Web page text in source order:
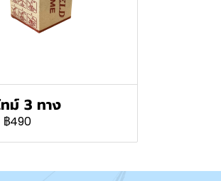
ม์ 3 ทาง
฿490